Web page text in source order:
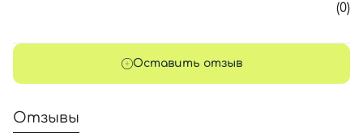
(0)
Оставить отзыв
Отзывы